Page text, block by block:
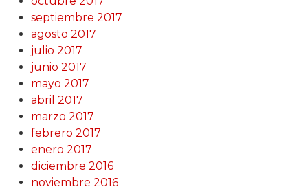
septiembre 2017
agosto 2017
julio 2017
junio 2017
mayo 2017
abril 2017
marzo 2017
febrero 2017
enero 2017
diciembre 2016
noviembre 2016